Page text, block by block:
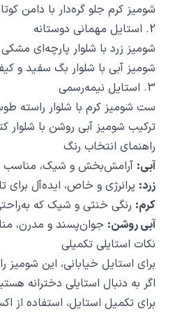
شومیز کرم جلو گره‌دار با دامن
2. استایل مهمانی دوستانه
شومیز زرد با شلوار پارچه‌ای
شومیز آبی با شلوار بگ سفید و
3. استایل نیمه‌رسمی
ست شومیز کرم با شلوار
ترکیب شومیز آبی روشن با
راهنمای انتخاب رنگ
آبی: آرامش‌بخش و شیک، مناسب
زرد: پرانرژی و خاص، ایده‌آل
کرم: رنگی خنثی و شیک که
آبی روشن: جوان‌پسند و مدرن،
نکات استایلی تکمیلی
برای استایل خیابانی، این شومیز
اگر به دنبال استایلی دخترانه
برای تکمیل استایل، استفاده